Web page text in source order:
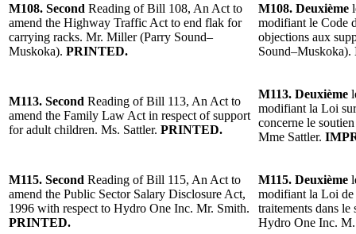
M108. Second Reading of Bill 108, An Act to
amend the Highway Traffic Act to end flak for
carrying racks. Mr. Miller (Parry Sound–
Muskoka). PRINTED.
M108. Deuxième
modifiant le Code
objections aux
Sound–Muskoka).
M113. Second Reading of Bill 113, An Act to
amend the Family Law Act in respect of support
for adult children. Ms. Sattler. PRINTED.
M113. Deuxième
modifiant la Loi
concerne le
Mme Sattler.
M115. Second Reading of Bill 115, An Act to
amend the Public Sector Salary Disclosure Act,
1996 with respect to Hydro One Inc. Mr. Smith.
PRINTED.
M115. Deuxième
modifiant la Loi de
traitements dans
Hydro One Inc.